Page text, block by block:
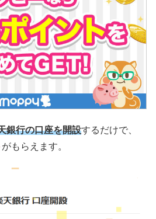
銀行の口座を開設するだけで、
がもらえます。